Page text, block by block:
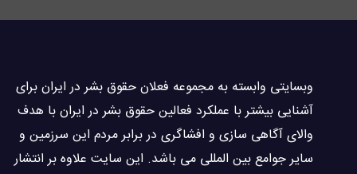
وبسايتى وابسته به مجموعه فعلان حقوق بشر در ایران برای
آشنایی بيشتر با عملکرد فعالین حقوق بشر در ایران با هدف
والاى آگاهى سازی و افشاگرى در برابر مردم این سرزمین و
ساير جوامع بین المللى می باشد. این سایت علاوه بر انتشار